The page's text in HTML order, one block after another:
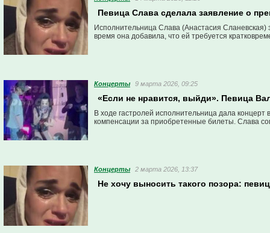
Певица Слава сделала заявление о
Исполнительница Слава (Анастасия Сланевская)
время она добавила, что ей требуется
Концерты 9 марта 2026, 09:25
«Если не нравится, выйди». Певица
В ходе гастролей исполнительница дала
компенсации за приобретенные билеты. Слава
Концерты 2 марта 2026, 13:37
Не хочу выносить такого позора: